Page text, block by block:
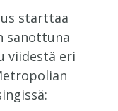
starttaa
sanottuna
viidestä eri